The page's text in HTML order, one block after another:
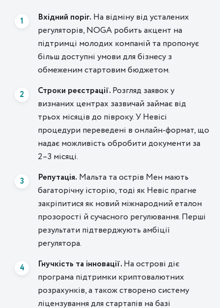
Вхідний поріг. На відміну від усталених
регуляторів, NOGA робить акцент на
підтримці молодих компаній та пропонує
більш доступні умови для бізнесу з
обмеженим стартовим бюджетом.
Строки реєстрації. Розгляд заявок у
визнаних центрах зазвичай займає від
трьох місяців до півроку. У Невісі
процедури переведені в онлайн-формат, що
надає можливість обробити документи за
2–3 місяці.
Репутація. Мальта та острів Мен мають
багаторічну історію, тоді як Невіс прагне
закріпитися як новий міжнародний еталон
прозорості й сучасного регулювання. Перші
результати підтверджують амбіції
регулятора.
Гнучкість та інновації. На острові діє
програма підтримки криптовалютних
розрахунків, а також створено систему
ліцензування для стартапів на базі